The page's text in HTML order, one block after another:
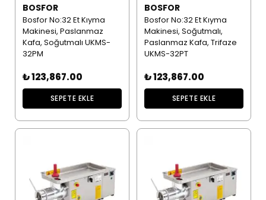
BOSFOR
Bosfor No:32 Et Kıyma
Makinesi, Paslanmaz
Kafa, Soğutmalı UKMS-
32PM
₺ 123,867.00
SEPETE EKLE
BOSFOR
Bosfor No:32 Et Kıyma
Makinesi, Soğutmalı,
Paslanmaz Kafa, Trifaze
UKMS-32PT
₺ 123,867.00
SEPETE EKLE